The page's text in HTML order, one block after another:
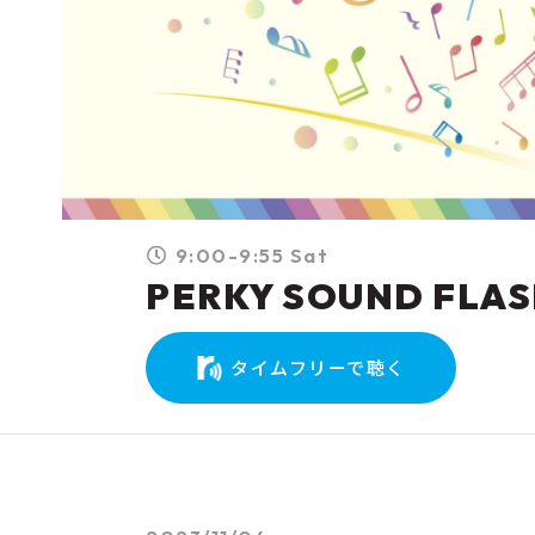
9:00-9:55 Sat
PERKY SOUND
タイムフリーで聴く